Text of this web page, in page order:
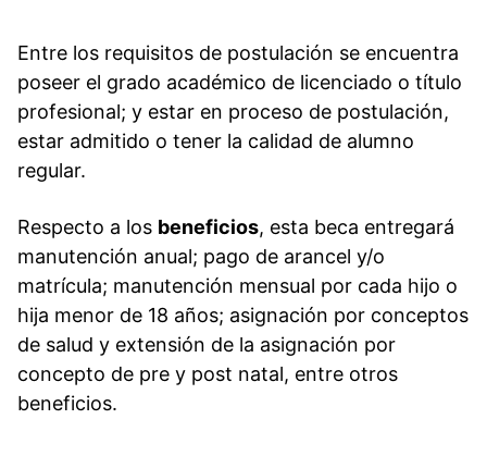
Entre los requisitos de postulación se encuentra
poseer el grado académico de licenciado o título
profesional; y estar en proceso de postulación,
estar admitido o tener la calidad de alumno
regular.
Respecto a los beneficios, esta beca entregará
manutención anual; pago de arancel y/o
matrícula; manutención mensual por cada hijo o
hija menor de 18 años; asignación por conceptos
de salud y extensión de la asignación por
concepto de pre y post natal, entre otros
beneficios.